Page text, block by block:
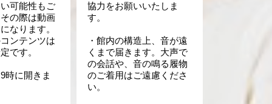
可能性もご
の際は動画
なります。
ンテンツは
です。
時に開きま
協力をお願いいたしま
す。
・館内の構造上、音が遠
くまで届きます。大声で
の会話や、音の鳴る履物
のご着用はご遠慮くださ
い。